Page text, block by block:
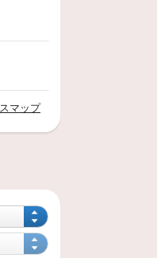
強・・・ タ
マップ